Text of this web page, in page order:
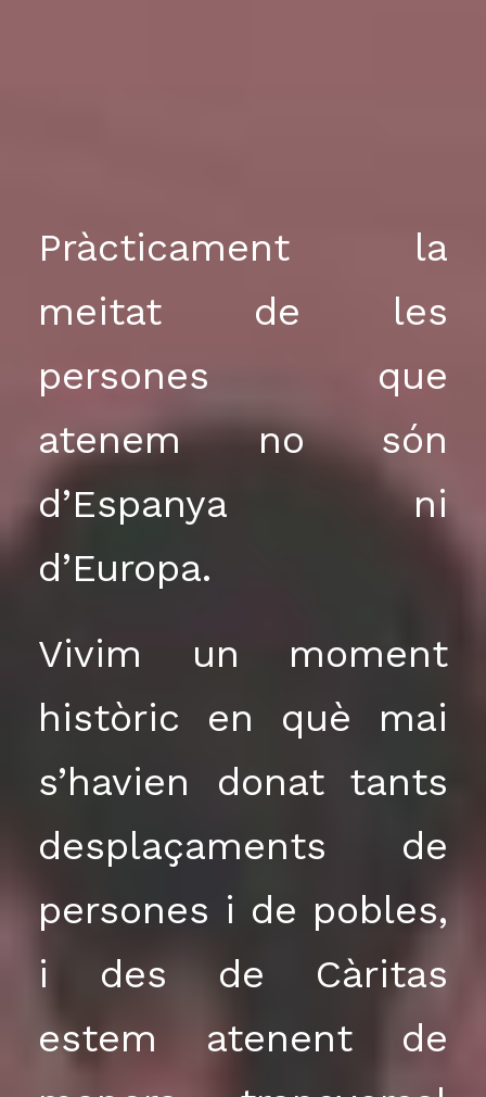
Pràcticament la
meitat de les
persones que
atenem no són
d’Espanya ni
d’Europa.
Vivim un moment
històric en què mai
s’havien donat tants
desplaçaments de
persones i de pobles,
i des de Càritas
estem atenent de